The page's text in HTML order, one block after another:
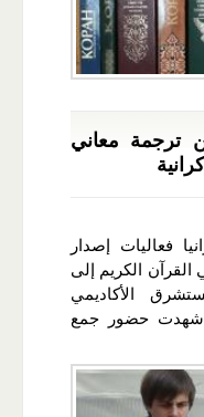
ترجمة معاني
فعاليات إصدار
الكريم إلى
الأكاديمي
شهدت حضور جمع